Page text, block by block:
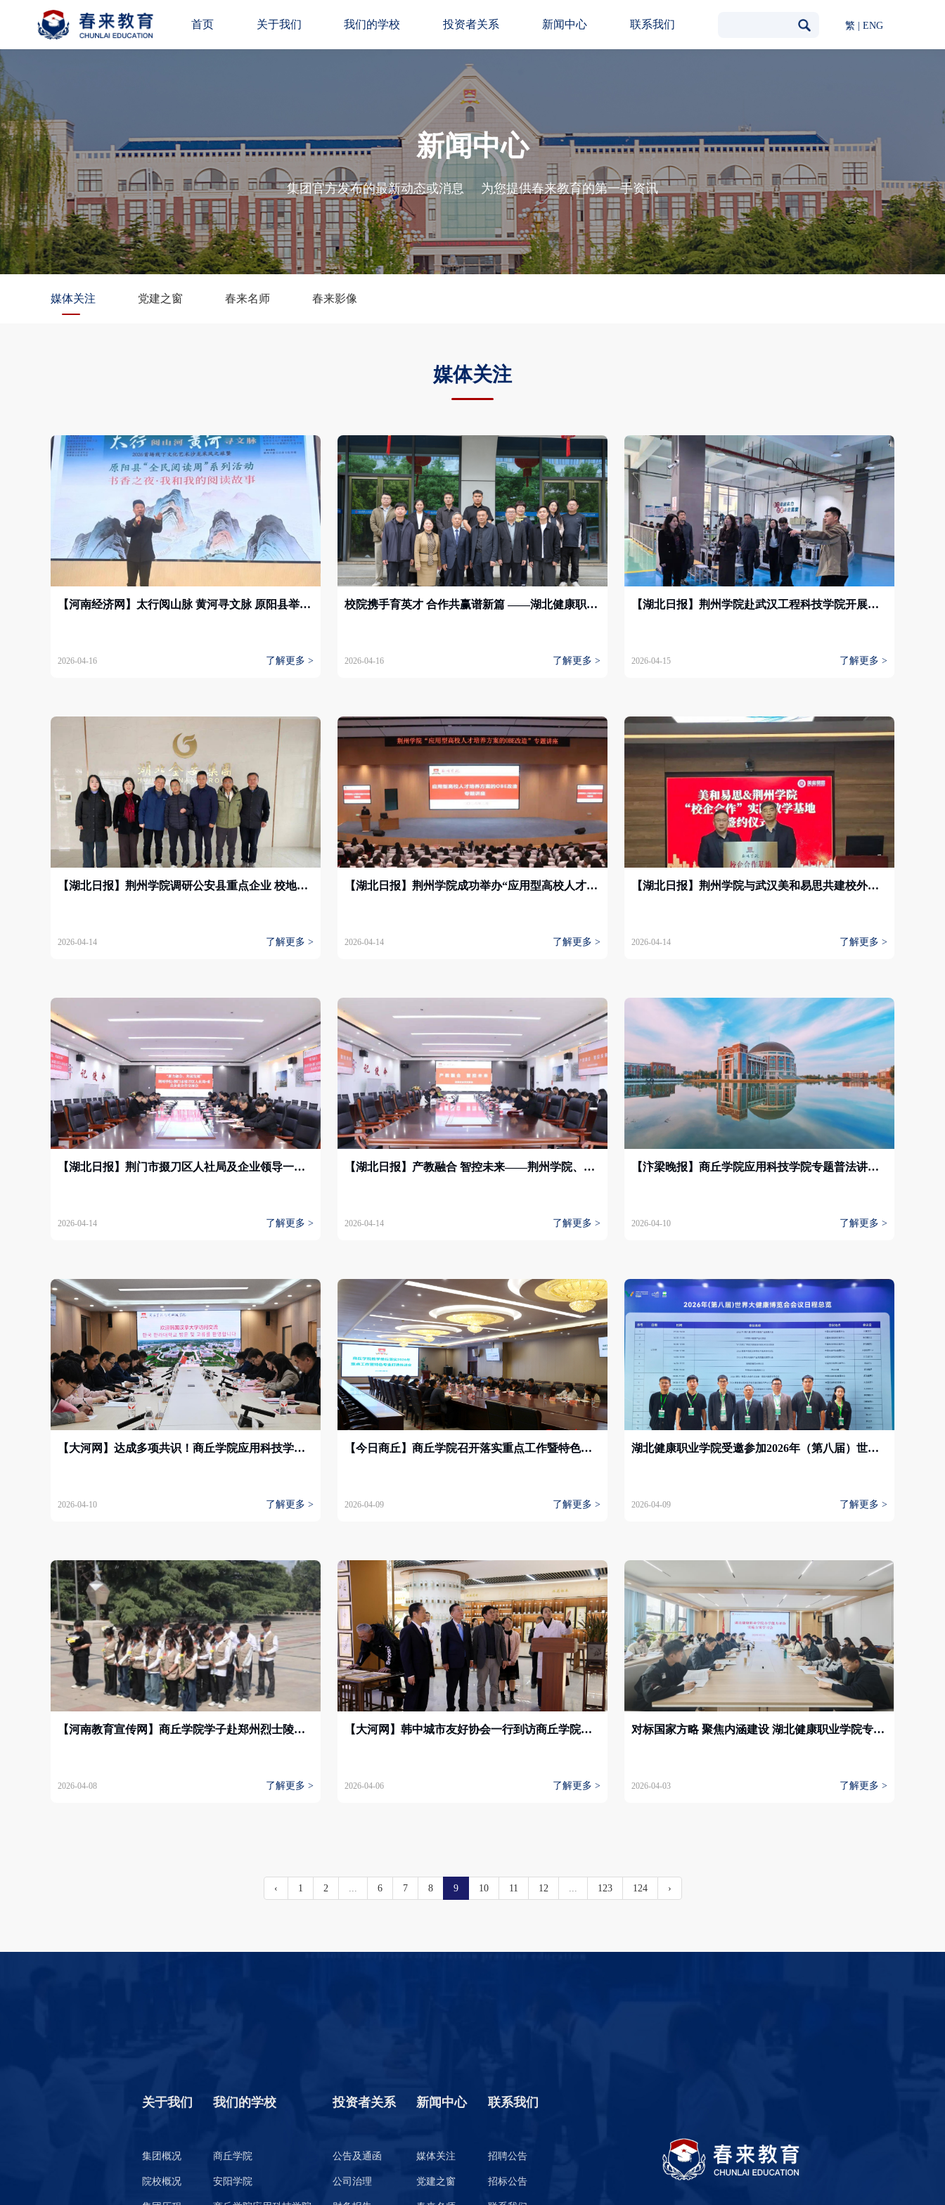
首页 关于我们 我们的学校 投资者关系 新闻中心 联系我们 繁 | ENG
新闻中心
集团官方发布的最新动态或消息 为您提供春来教育的第一手资讯
媒体关注 党建之窗 春来名师 春来影像
媒体关注
【河南经济网】太行阅山脉 黄河寻文脉 原阳县举办“全民阅读周”主题活动
2026-04-16 了解更多 >
校院携手育英才 合作共赢谱新篇 ——湖北健康职业学院与武穴市第一人民医院共建实习就业基地
2026-04-16 了解更多 >
【湖北日报】荆州学院赴武汉工程科技学院开展交流学习 共探高等教育发展新路径
2026-04-15 了解更多 >
【湖北日报】荆州学院调研公安县重点企业 校地企携手共绘产教融合新蓝图
2026-04-14 了解更多 >
【湖北日报】荆州学院成功举办“应用型高校人才培养方案的OBE改造”专题讲座
2026-04-14 了解更多 >
【湖北日报】荆州学院与武汉美和易思共建校外实习实训基地
2026-04-14 了解更多 >
【湖北日报】荆门市掇刀区人社局及企业领导一行来荆州学院座谈交流
2026-04-14 了解更多 >
【湖北日报】产教融合 智控未来——荆州学院、晨龙飞机（荆门）有限公司、荆州区高新区管委会政校企合作交流会圆满举行
2026-04-14 了解更多 >
【汴梁晚报】商丘学院应用科技学院专题普法讲座举办 增强师生法治意识筑牢校园安全防线
2026-04-10 了解更多 >
【大河网】达成多项共识！商丘学院应用科技学院推进中外高校协同育人新模式
2026-04-10 了解更多 >
【今日商丘】商丘学院召开落实重点工作暨特色专业打造推进会
2026-04-09 了解更多 >
湖北健康职业学院受邀参加2026年（第八届）世界大健康博览会
2026-04-09 了解更多 >
【河南教育宣传网】商丘学院学子赴郑州烈士陵园开展清明祭扫主题活动
2026-04-08 了解更多 >
【大河网】韩中城市友好协会一行到访商丘学院应用科技学院 共探教育文化合作新路径
2026-04-06 了解更多 >
对标国家方略 聚焦内涵建设 湖北健康职业学院专题研学教育强国纲要及办学能力评价实施方案
2026-04-03 了解更多 >
‹ 1 2 ... 6 7 8 9 10 11 12 ... 123 124 ›
关于我们
集团概况
院校概况
我们的学校
商丘学院
安阳学院
投资者关系
公告及通函
公司治理
新闻中心
媒体关注
党建之窗
联系我们
招聘公告
招标公告